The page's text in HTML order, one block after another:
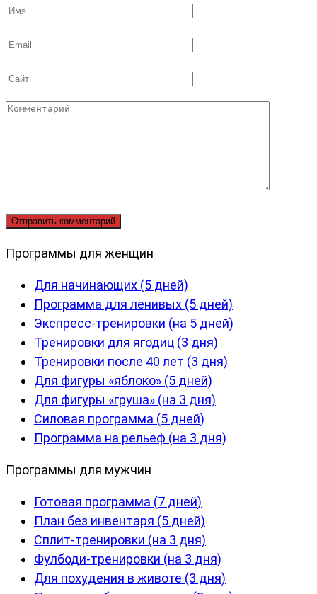
Имя
Email
Сайт
Комментарий
Программы для женщин
Для начинающих (5 дней)
Программа для ленивых (5 дней)
Экспресс-тренировки (на 5 дней)
Тренировки для ягодиц (3 дня)
Тренировки после 40 лет (3 дня)
Для фигуры «яблоко» (5 дней)
Для фигуры «груша» (на 3 дня)
Силовая программа (5 дней)
Программа на рельеф (на 3 дня)
Программы для мужчин
Готовая программа (7 дней)
План без инвентаря (5 дней)
Сплит-тренировки (на 3 дня)
Фулбоди-тренировки (на 3 дня)
Для похудения в животе (3 дня)